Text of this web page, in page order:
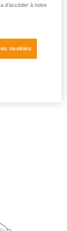
d’accéder à notre
cookies